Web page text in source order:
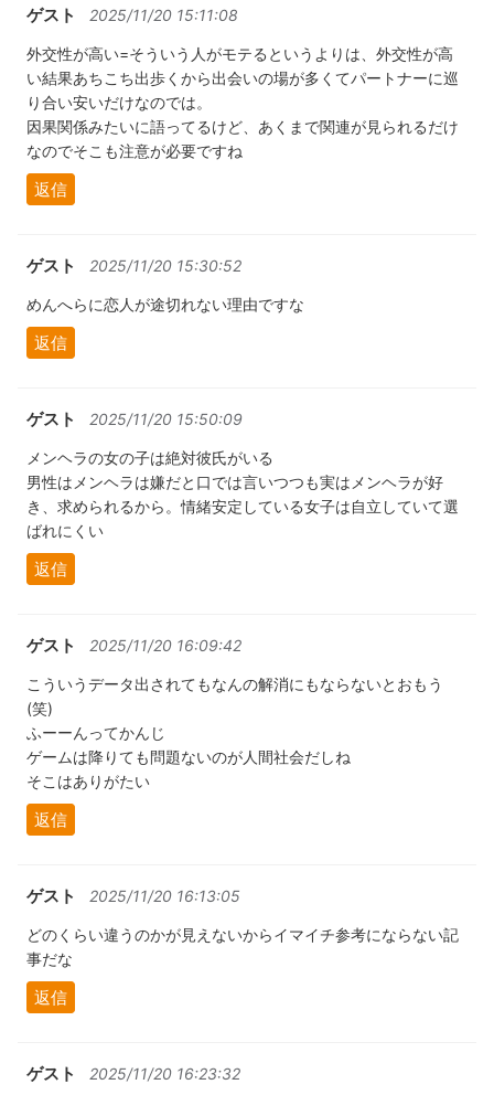
ゲスト 2025/11/20 15:11:08
外交性が高い=そういう人がモテるというよりは、外交性が高
い結果あちこち出歩くから出会いの場が多くてパートナーに巡
り合い安いだけなのでは。
因果関係みたいに語ってるけど、あくまで関連が見られるだけ
なのでそこも注意が必要ですね
返信
ゲスト 2025/11/20 15:30:52
めんへらに恋人が途切れない理由ですな
返信
ゲスト 2025/11/20 15:50:09
メンヘラの女の子は絶対彼氏がいる
男性はメンヘラは嫌だと口では言いつつも実はメンヘラが好
き、求められるから。情緒安定している女子は自立していて選
ばれにくい
返信
ゲスト 2025/11/20 16:09:42
こういうデータ出されてもなんの解消にもならないとおもう
(笑)
ふーーんってかんじ
ゲームは降りても問題ないのが人間社会だしね
そこはありがたい
返信
ゲスト 2025/11/20 16:13:05
どのくらい違うのかが見えないからイマイチ参考にならない記
事だな
返信
ゲスト 2025/11/20 16:23:32